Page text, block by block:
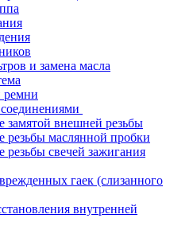
и замена масла
замятой внешней резьбы
резьбы маслянной пробки
резьбы свечей зажигания
гаек (слизанного
внутренней